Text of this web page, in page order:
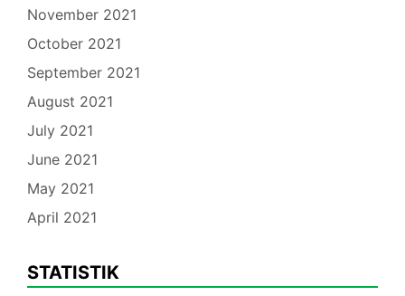
November 2021
October 2021
September 2021
August 2021
July 2021
June 2021
May 2021
April 2021
STATISTIK